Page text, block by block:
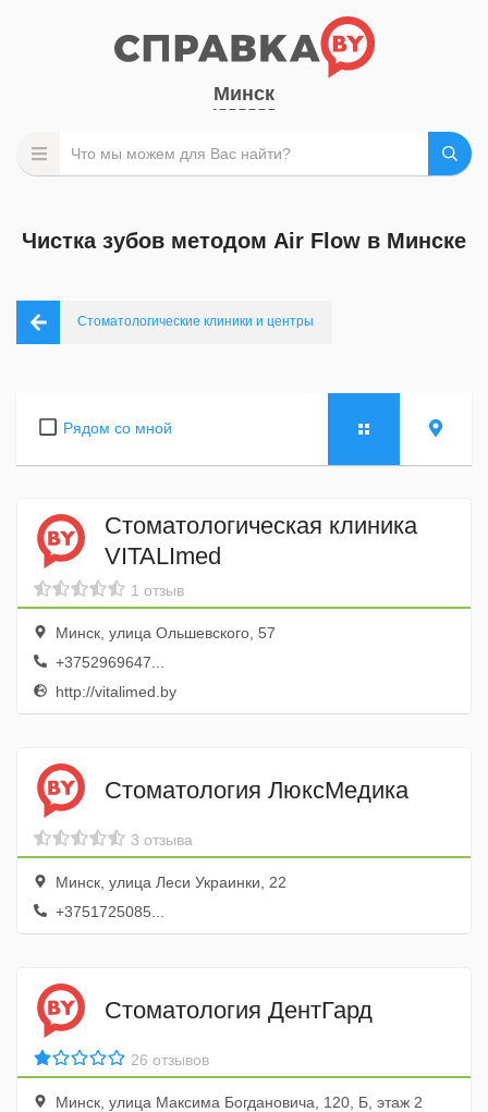
Минск
Чистка зубов методом Air Flow в Минске
Стоматологические клиники и центры
Рядом со мной
Стоматологическая клиника
VITALImed
1 отзыв
Минск, улица Ольшевского, 57
+3752969647...
http://vitalimed.by
Стоматология ЛюксМедика
3 отзыва
Минск, улица Леси Украинки, 22
+3751725085...
Стоматология ДентГард
26 отзывов
Минск, улица Максима Богдановича, 120, Б, этаж 2